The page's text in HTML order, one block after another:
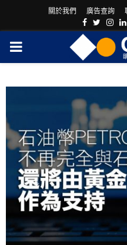
關於我們 廣告查詢
Facebook
Twitter
PRIMARY